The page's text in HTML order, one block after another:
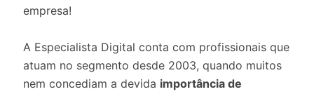
empresa!
A Especialista Digital conta com profissionais que
atuam no segmento desde 2003, quando muitos
nem concediam a devida importância de